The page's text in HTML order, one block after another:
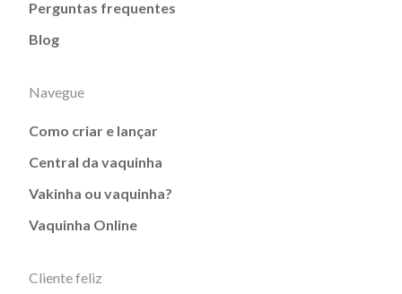
Perguntas frequentes
Blog
Navegue
Como criar e lançar
Central da vaquinha
Vakinha ou vaquinha?
Vaquinha Online
Cliente feliz